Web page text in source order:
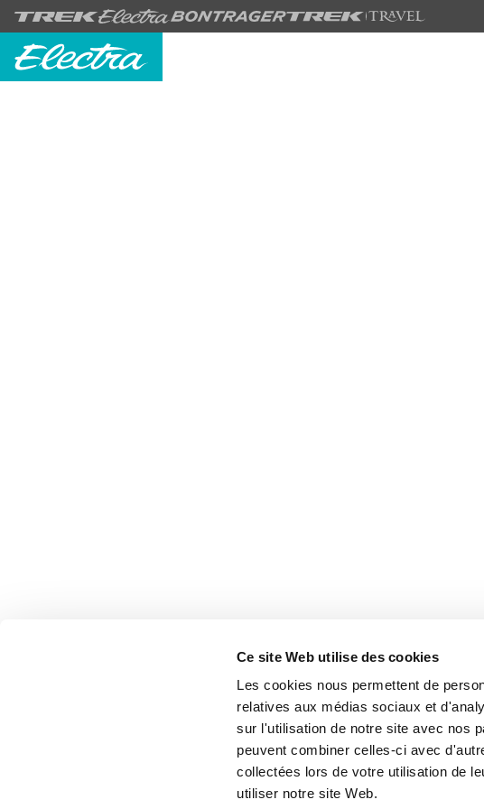
Ce site Web utilise des cookies
Les cookies nous permettent de
relatives aux médias sociaux et
sur l'utilisation de notre site avec nos
peuvent combiner celles-ci avec
collectées lors de votre utilisation de
utiliser notre site Web.